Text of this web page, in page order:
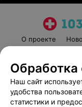
О проекте
Наш сайт
удобства
статистики и